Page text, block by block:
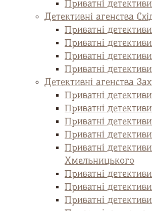
Приватні
Детективні агенства
Приватні
Приватні
Приватні
Приватні
Детективні агенства
Приватні
Приватні
Приватні
Приватні
Приватні детективи
Хмельницького
Приватні
Приватні
Приватні